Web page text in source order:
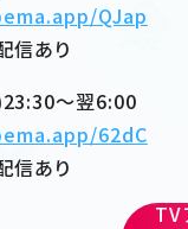
QJap
信あり
～翌6:00
62dC
信あり
TV